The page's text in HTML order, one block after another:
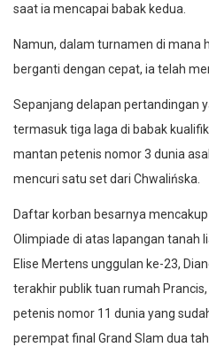
saat ia mencapai babak kedua.
Namun, dalam turnamen di mana
berganti dengan cepat, ia telah
Sepanjang delapan pertandingan
termasuk tiga laga di babak
mantan petenis nomor 3 dunia
mencuri satu set dari Chwalińska.
Daftar korban besarnya
Olimpiade di atas lapangan tanah
Elise Mertens unggulan ke-23,
terakhir publik tuan rumah
petenis nomor 11 dunia yang
perempat final Grand Slam dua